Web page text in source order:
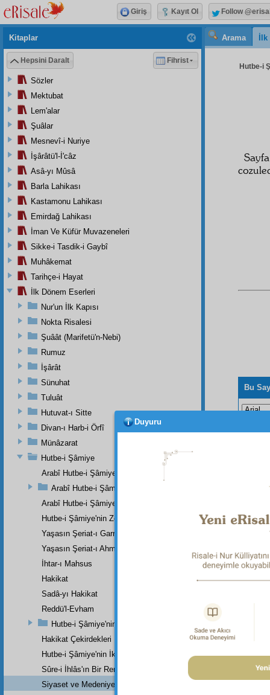
Arama
Hutbe-i
Bu
Kitaplar
Hepsini Daralt Fihrist
Sözler
Mektubat
Lem'alar
Şuâlar
Mesnevî-i Nuriye
İşârâtü'l-İ'câz
Asâ-yı Mûsâ
Barla Lahikası
Kastamonu Lahikası
Emirdağ Lahikası
İman Ve Küfür Muvazeneleri
Sikke-i Tasdik-i Gaybî
Muhâkemat
Tarihçe-i Hayat
İlk Dönem Eserleri
Nur'un İlk Kapısı
Nokta Risalesi
Şuâât (Marifetü'n-Nebi)
Rumuz
İşârât
Sünuhat
Tuluât
Hutuvat-ı Sitte
Divan-ı Harb-i Örfî
Münâzarat
Hutbe-i Şâmiye
Arabî Hutbe-i Şâmiye'nin Mukaddemesi
Arabî Hutbe-i Şâmiye Eserinin Tercümesi
Arabî Hutbe-i Şâmiye'nin Zeylinin Kısa Bir Tercümesi
Hutbe-i Şâmiye'nin Zeylinin Zeyli
Yaşasın Şeriat-ı Garrâ
Yaşasın Şeriat-ı Ahmedî (a.s.m.)
İhtar-ı Mahsus
Hakikat
Sadâ-yı Hakikat
Reddü'l-Evham
Hutbe-i Şâmiye'nin Birinci Zeylinin Zeylinden Son Parçadır
Hakikat Çekirdekleri
Hutbe-i Şâmiye'nin İkinci Zeylinin İkinci Kısmı
Sûre-i İhlâs'ın Bir Remzi
Siyaset ve Medeniyetle İlgili Cevaplar
Giriş Kayıt Ol Follow
Duyuru